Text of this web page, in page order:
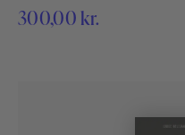
kan du uden problemer
300,00 kr.